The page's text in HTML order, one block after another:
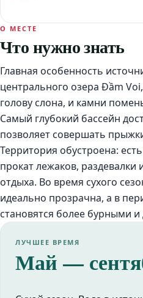
О МЕСТЕ
Что нужно знать
Главная особенность
центрального озера Đầm
голову слона, и камни
Самый глубокий бассейн
позволяет совершать
Территория обустроена:
прокат лежаков,
отдыха. Во время сухого
идеально прозрачна, а в
становятся более бурными
ЛУЧШЕЕ ВРЕМЯ
Май —